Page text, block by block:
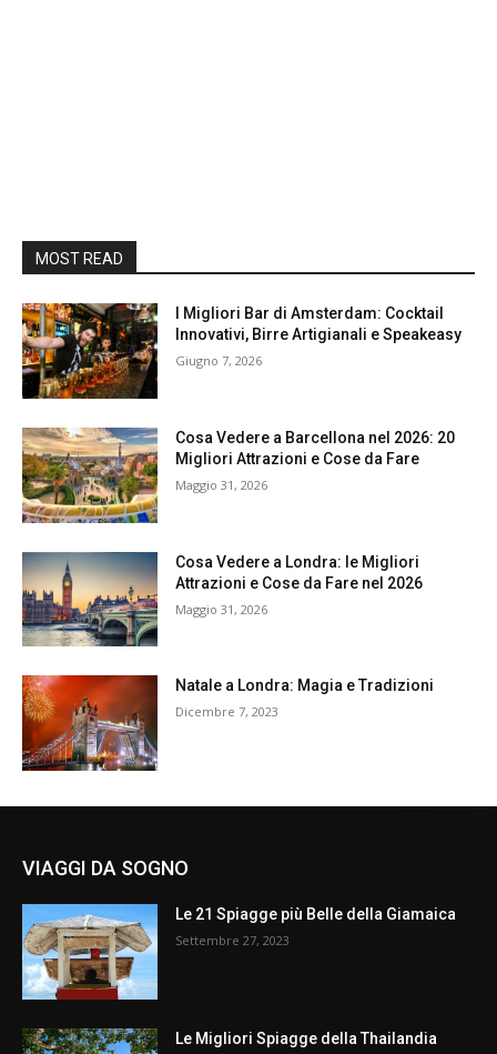
MOST READ
I Migliori Bar di Amsterdam: Cocktail
Innovativi, Birre Artigianali e Speakeasy
Giugno 7, 2026
Cosa Vedere a Barcellona nel 2026: 20
Migliori Attrazioni e Cose da Fare
Maggio 31, 2026
Cosa Vedere a Londra: le Migliori
Attrazioni e Cose da Fare nel 2026
Maggio 31, 2026
Natale a Londra: Magia e Tradizioni
Dicembre 7, 2023
VIAGGI DA SOGNO
Le 21 Spiagge più Belle della Giamaica
Settembre 27, 2023
Le Migliori Spiagge della Thailandia